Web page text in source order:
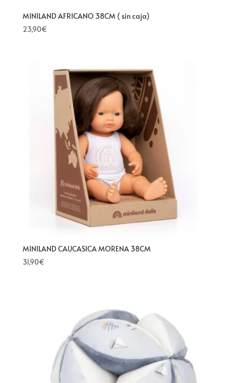
MINILAND AFRICANO 38CM ( sin caja)
23,90€
MINILAND CAUCASICA MORENA 38CM
31,90€